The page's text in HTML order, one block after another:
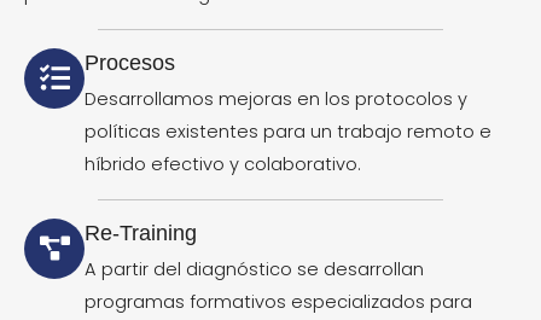
Procesos
Desarrollamos mejoras en los protocolos y
políticas existentes para un trabajo remoto e
híbrido efectivo y colaborativo.
Re-Training
A partir del diagnóstico se desarrollan
programas formativos especializados para